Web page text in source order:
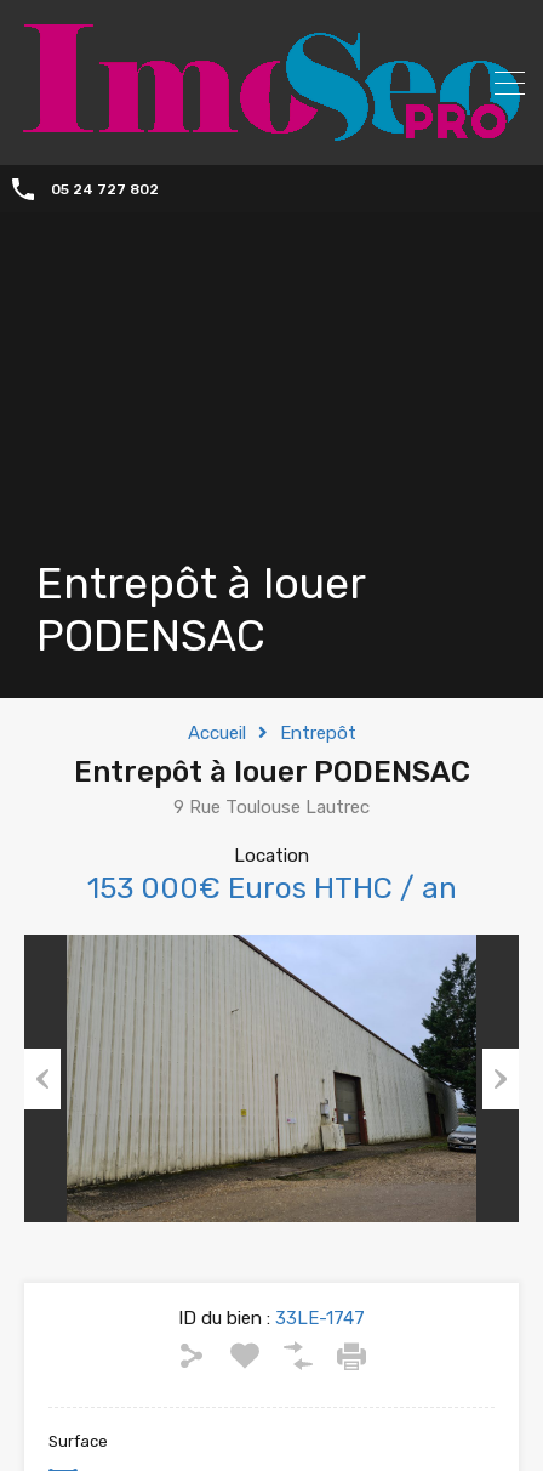
05 24 727 802
Entrepôt à louer
PODENSAC
Accueil Entrepôt
Entrepôt à louer PODENSAC
9 Rue Toulouse Lautrec
Location
153 000€ Euros HTHC / an
Previous
ID du bien : 33LE-1747
Surface